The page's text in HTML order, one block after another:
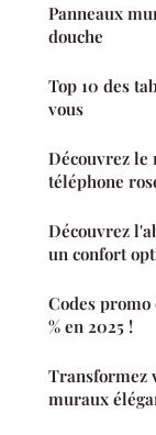
Panneaux
douche
Top 10 des
vous
Découvrez le
téléphone
Découvrez
un confort
Codes promo
% en 2025 !
Transformez
muraux